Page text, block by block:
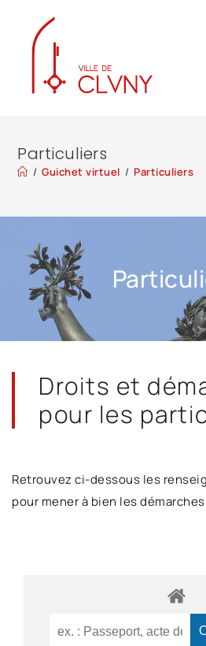
Particuliers
/ Guichet virtuel / Particuliers
Droits et
pour les
Retrouvez ci-dessous les
pour mener à bien les